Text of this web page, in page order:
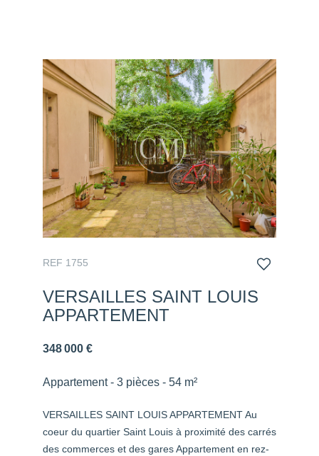
REF 1755
VERSAILLES SAINT LOUIS
APPARTEMENT
348 000 €
Appartement - 3 pièces - 54 m²
VERSAILLES SAINT LOUIS APPARTEMENT Au
coeur du quartier Saint Louis à proximité des carrés
des commerces et des gares Appartement en rez-